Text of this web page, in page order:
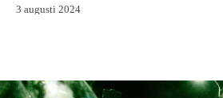
3 augusti 2024